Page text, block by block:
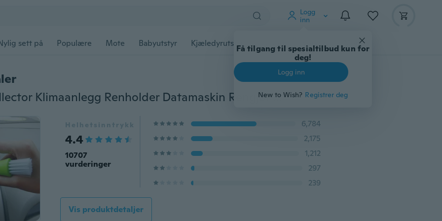
Logg
inn
Få tilgang til spesialtilbud kun for
deg!
Logg inn
New to Wish? Registrer deg
sett på Populære Mote Babyutstyr Kjæledyrutstyr Gadgets Verktøy
Car Dust Collector Klimaanlegg Renholder Datamaskin Rengjør verktøy Vinduer Blader Persienner Cleaner Duster tastatur
Helhetsinntrykk
4.4
10707
vurderinger
6,784
2,175
1,212
297
239
Vis produktdetaljer